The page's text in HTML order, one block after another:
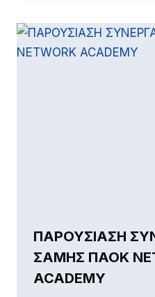
ΠΑΡΟΥΣΙΑΣΗ
ΣΑΜΗΣ ΠΑΟΚ
ACADEMY